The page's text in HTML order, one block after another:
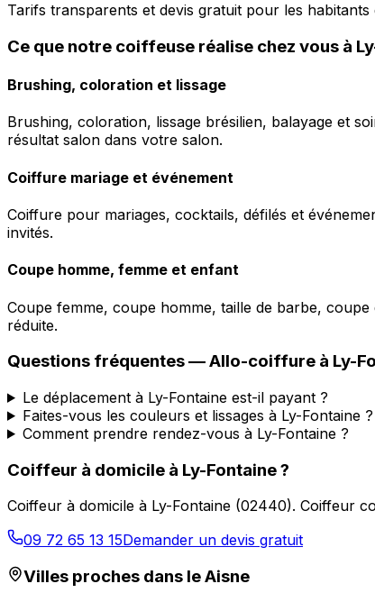
Tarifs transparents et devis gratuit pour les habitants
Ce que notre coiffeuse réalise chez vous à
Brushing, coloration et lissage
Brushing, coloration, lissage brésilien, balayage et
résultat salon dans votre salon.
Coiffure mariage et événement
Coiffure pour mariages, cocktails, défilés et
invités.
Coupe homme, femme et enfant
Coupe femme, coupe homme, taille de barbe,
réduite.
Questions fréquentes —Allo-coiffure à Ly-
Le déplacement à Ly-Fontaine est-il payant ?
Faites-vous les couleurs et lissages à Ly-Fontaine ?
Comment prendre rendez-vous à Ly-Fontaine ?
Coiffeur à domicile à Ly-Fontaine?
Coiffeur à domicile à Ly-Fontaine (02440). Coiffeur
09 72 65 13 15Demander un devis gratuit
Villes proches dans leAisne